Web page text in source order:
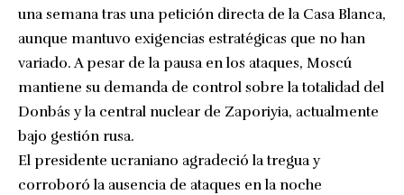
una semana tras una petición directa de la Casa Blanca,
aunque mantuvo exigencias estratégicas que no han
variado. A pesar de la pausa en los ataques, Moscú
mantiene su demanda de control sobre la totalidad del
Donbás y la central nuclear de Zaporiyia, actualmente
bajo gestión rusa.
El presidente ucraniano agradeció la tregua y
corroboró la ausencia de ataques en la noche